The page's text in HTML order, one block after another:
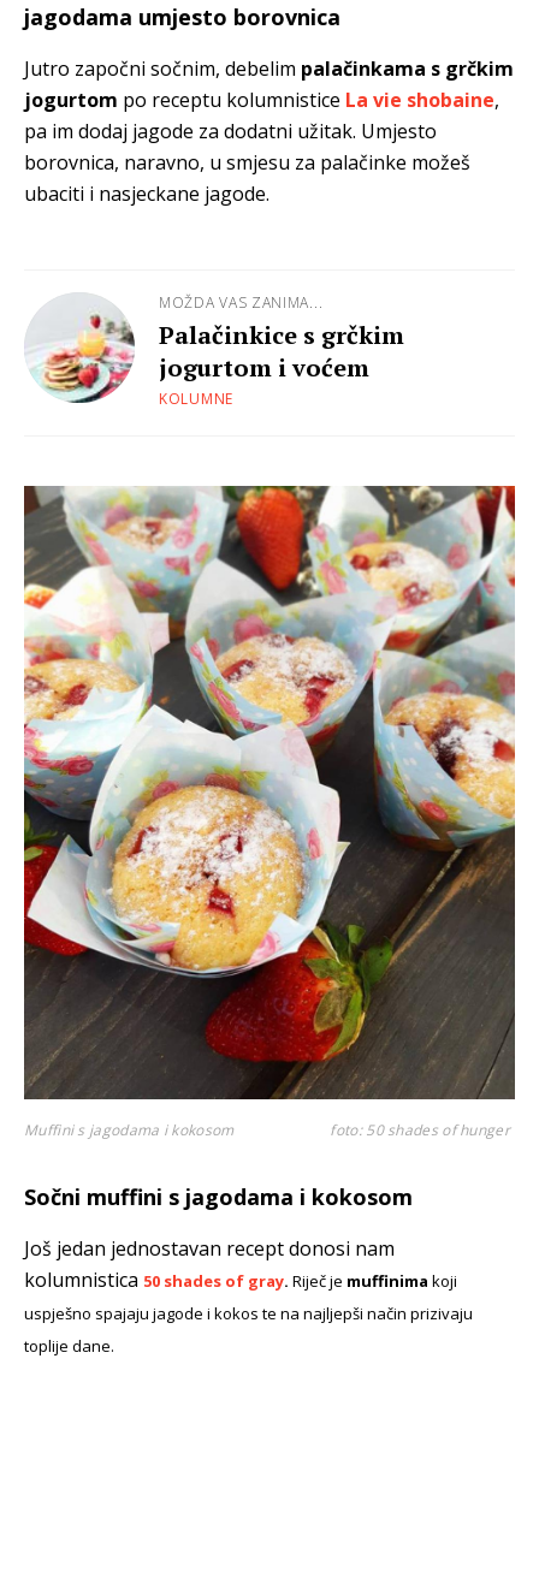
jagodama umjesto borovnica
Jutro započni sočnim, debelim palačinkama s grčkim
jogurtom po receptu kolumnistice La vie shobaine,
pa im dodaj jagode za dodatni užitak. Umjesto
borovnica, naravno, u smjesu za palačinke možeš
ubaciti i nasjeckane jagode.
MOŽDA VAS ZANIMA...
Palačinkice s grčkim
jogurtom i voćem
KOLUMNE
Muffini s jagodama i kokosom foto: 50 shades of hunger
Sočni muffini s jagodama i kokosom
Još jedan jednostavan recept donosi nam
kolumnistica 50 shades of gray. Riječ je muffinima koji
uspješno spajaju jagode i kokos te na najljepši način prizivaju
toplije dane.